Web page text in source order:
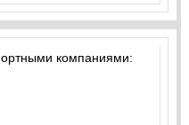
компаниями: